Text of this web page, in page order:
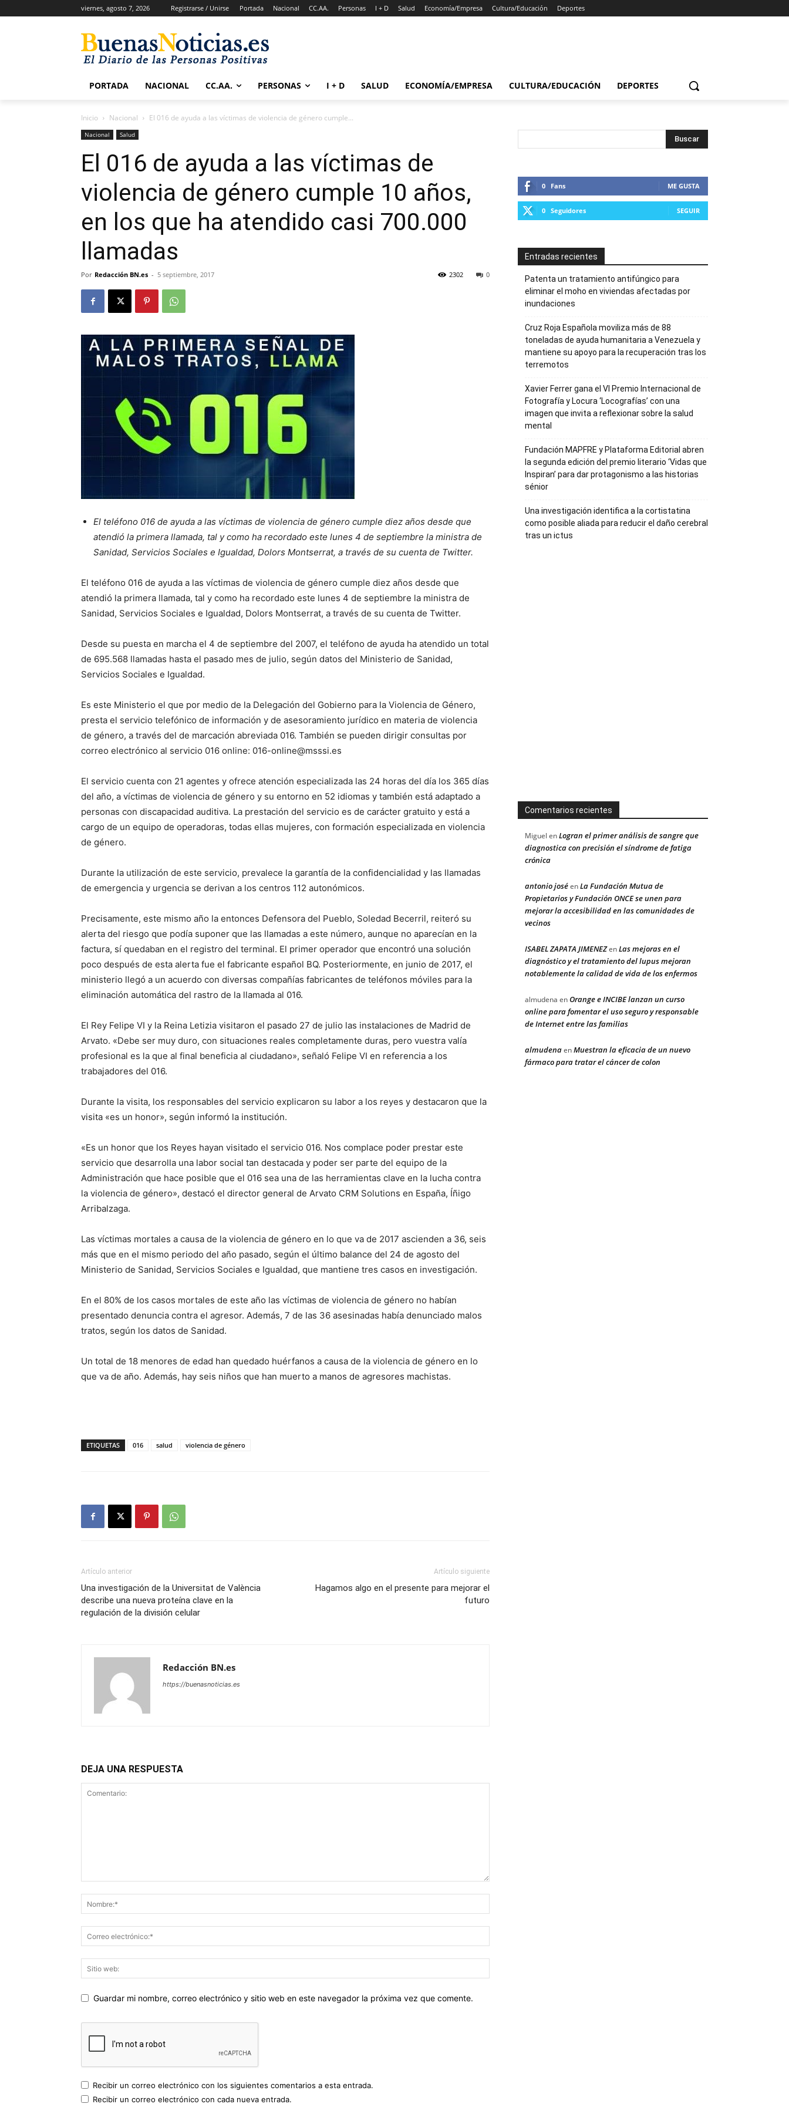
viernes, agosto 7, 2026 Registrarse / Unirse Portada Nacional CC.AA. Personas I + D Salud Economía/Empresa Cultura/Educación Deportes
PORTADA NACIONAL CC.AA. PERSONAS I + D SALUD ECONOMÍA/EMPRESA CULTURA/EDUCACIÓN DEPORTES
Inicio Nacional El 016 de ayuda a las víctimas de violencia de género cumple...
Nacional Salud
El 016 de ayuda a las víctimas de
violencia de género cumple 10 años,
en los que ha atendido casi 700.000
llamadas
Por Redacción BN.es - 5 septiembre, 2017 0
2302
El teléfono 016 de ayuda a las víctimas de violencia de género cumple diez años desde que
atendió la primera llamada, tal y como ha recordado este lunes 4 de septiembre la ministra de
Sanidad, Servicios Sociales e Igualdad, Dolors Montserrat, a través de su cuenta de Twitter.
El teléfono 016 de ayuda a las víctimas de violencia de género cumple diez años desde que
atendió la primera llamada, tal y como ha recordado este lunes 4 de septiembre la ministra de
Sanidad, Servicios Sociales e Igualdad, Dolors Montserrat, a través de su cuenta de Twitter.
Desde su puesta en marcha el 4 de septiembre del 2007, el teléfono de ayuda ha atendido un total
de 695.568 llamadas hasta el pasado mes de julio, según datos del Ministerio de Sanidad,
Servicios Sociales e Igualdad.
Es este Ministerio el que por medio de la Delegación del Gobierno para la Violencia de Género,
presta el servicio telefónico de información y de asesoramiento jurídico en materia de violencia
de género, a través del de marcación abreviada 016. También se pueden dirigir consultas por
correo electrónico al servicio 016 online: 016-online@msssi.es
El servicio cuenta con 21 agentes y ofrece atención especializada las 24 horas del día los 365 días
del año, a víctimas de violencia de género y su entorno en 52 idiomas y también está adaptado a
personas con discapacidad auditiva. La prestación del servicio es de carácter gratuito y está a
cargo de un equipo de operadoras, todas ellas mujeres, con formación especializada en violencia
de género.
Durante la utilización de este servicio, prevalece la garantía de la confidencialidad y las llamadas
de emergencia y urgencia se derivan a los centros 112 autonómicos.
Precisamente, este mismo año la entonces Defensora del Pueblo, Soledad Becerril, reiteró su
alerta del riesgo que podía suponer que las llamadas a este número, aunque no aparecían en la
factura, sí quedaban en el registro del terminal. El primer operador que encontró una solución
poco después de esta alerta fue el fabricante español BQ. Posteriormente, en junio de 2017, el
ministerio llegó a un acuerdo con diversas compañías fabricantes de teléfonos móviles para la
eliminación automática del rastro de la llamada al 016.
El Rey Felipe VI y la Reina Letizia visitaron el pasado 27 de julio las instalaciones de Madrid de
Arvato. «Debe ser muy duro, con situaciones reales completamente duras, pero vuestra valía
profesional es la que al final beneficia al ciudadano», señaló Felipe VI en referencia a los
trabajadores del 016.
Durante la visita, los responsables del servicio explicaron su labor a los reyes y destacaron que la
visita «es un honor», según informó la institución.
«Es un honor que los Reyes hayan visitado el servicio 016. Nos complace poder prestar este
servicio que desarrolla una labor social tan destacada y poder ser parte del equipo de la
Administración que hace posible que el 016 sea una de las herramientas clave en la lucha contra
la violencia de género», destacó el director general de Arvato CRM Solutions en España, Íñigo
Arribalzaga.
Las víctimas mortales a causa de la violencia de género en lo que va de 2017 ascienden a 36, seis
más que en el mismo periodo del año pasado, según el último balance del 24 de agosto del
Ministerio de Sanidad, Servicios Sociales e Igualdad, que mantiene tres casos en investigación.
En el 80% de los casos mortales de este año las víctimas de violencia de género no habían
presentado denuncia contra el agresor. Además, 7 de las 36 asesinadas había denunciado malos
tratos, según los datos de Sanidad.
Un total de 18 menores de edad han quedado huérfanos a causa de la violencia de género en lo
que va de año. Además, hay seis niños que han muerto a manos de agresores machistas.
ETIQUETAS 016 salud violencia de género
Artículo anterior
Una investigación de la Universitat de València
describe una nueva proteína clave en la
regulación de la división celular
Artículo siguiente
Hagamos algo en el presente para mejorar el
futuro
Redacción BN.es
https://buenasnoticias.es
DEJA UNA RESPUESTA
Guardar mi nombre, correo electrónico y sitio web en este navegador la próxima vez que comente.
Recibir un correo electrónico con los siguientes comentarios a esta entrada.
Recibir un correo electrónico con cada nueva entrada.
0 Fans ME GUSTA
0 Seguidores SEGUIR
Entradas recientes
Patenta un tratamiento antifúngico para
eliminar el moho en viviendas afectadas por
inundaciones
Cruz Roja Española moviliza más de 88
toneladas de ayuda humanitaria a Venezuela y
mantiene su apoyo para la recuperación tras los
terremotos
Xavier Ferrer gana el VI Premio Internacional de
Fotografía y Locura ‘Locografías’ con una
imagen que invita a reflexionar sobre la salud
mental
Fundación MAPFRE y Plataforma Editorial abren
la segunda edición del premio literario ‘Vidas que
Inspiran’ para dar protagonismo a las historias
sénior
Una investigación identifica a la cortistatina
como posible aliada para reducir el daño cerebral
tras un ictus
Comentarios recientes
Miguel enLogran el primer análisis de sangre que
diagnostica con precisión el síndrome de fatiga
crónica
antonio joséenLa Fundación Mutua de
Propietarios y Fundación ONCE se unen para
mejorar la accesibilidad en las comunidades de
vecinos
ISABEL ZAPATA JIMENEZenLas mejoras en el
diagnóstico y el tratamiento del lupus mejoran
notablemente la calidad de vida de los enfermos
almudena enOrange e INCIBE lanzan un curso
online para fomentar el uso seguro y responsable
de Internet entre las familias
almudenaenMuestran la eficacia de un nuevo
fármaco para tratar el cáncer de colon